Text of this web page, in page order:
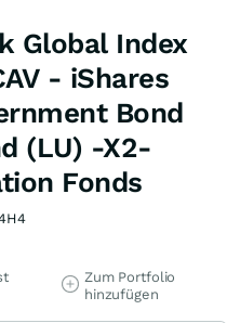
Global Index
- iShares
Bond
(LU) -X2-
Fonds
Zum Portfolio
hinzufügen